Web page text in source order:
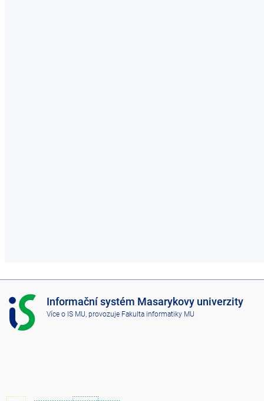
I
S
M
Informační systém Masarykovy univerzity
Více o IS MU , provozuje Fakulta informatiky MU